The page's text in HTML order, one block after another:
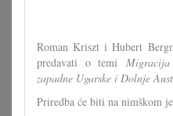
Roman Kriszt i Hubert
predavati o temi
zapadne Ugarske i Dolnje
Priredba će biti na nimškom